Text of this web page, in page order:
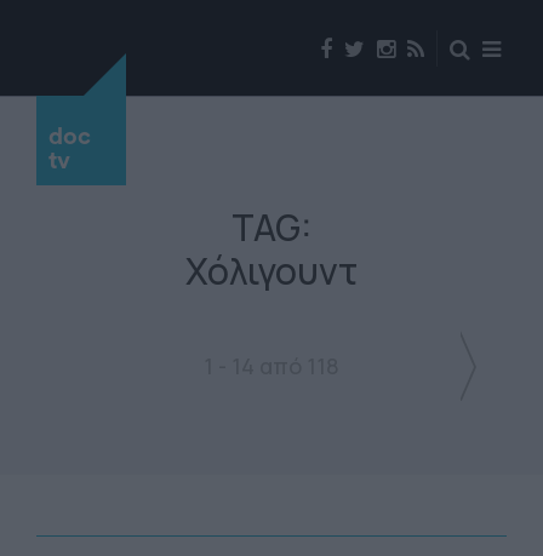
doc
tv
TAG:
Χόλιγουντ